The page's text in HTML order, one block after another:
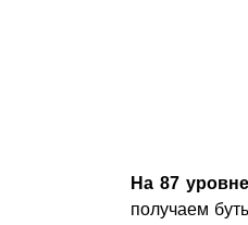
На 87 уровне
получаем